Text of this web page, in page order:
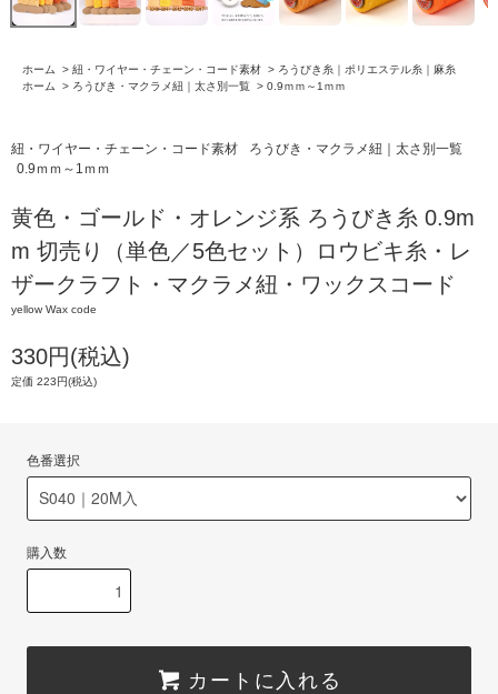
ホーム > 紐・ワイヤー・チェーン・コード素材 > ろうびき糸｜ポリエステル糸｜麻糸
ホーム
> ろうびき・マクラメ紐｜太さ別一覧 > 0.9ｍｍ～1ｍｍ
紐・ワイヤー・チェーン・コード素材
ろうびき・マクラメ紐｜太さ別一覧
0.9ｍｍ～1ｍｍ
黄色・ゴールド・オレンジ系 ろうびき糸 0.9m
m 切売り（単色／5色セット）ロウビキ糸・レ
ザークラフト・マクラメ紐・ワックスコード
yellow Wax code
330円(税込)
定価 223円(税込)
色番選択
購入数
カートに入れる